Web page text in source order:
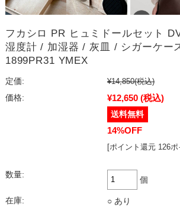
フカシロ PR ヒュミドールセット
湿度計 / 加湿器 / 灰皿 / シガーケー
1899PR31 YMEX
定価: ¥14,850(税込)
価格:
¥12,650 (税込)
14%OFF
[ポイント還元 126
数量:
個
在庫: ○ あり